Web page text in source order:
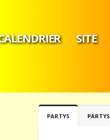
SITE
PARTYS PARTYS